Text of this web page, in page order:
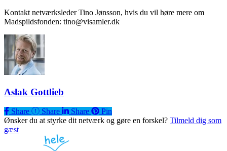
Kontakt netværksleder Tino Jønsson, hvis du vil høre mere om
Madspildsfonden: tino@visamler.dk
Aslak Gottlieb
Share
Share Share Share
Pin
Ønsker du at styrke dit netværk og gøre en forskel? Tilmeld dig som
gæst